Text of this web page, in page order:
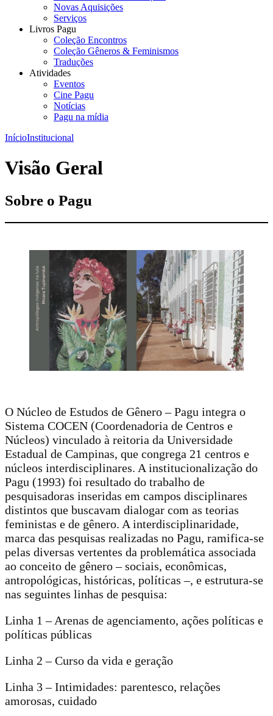
Novas Aquisições
Serviços
Livros Pagu
Coleção Encontros
Coleção Gêneros & Feminismos
Traduções
Atividades
Eventos
Cine Pagu
Notícias
Pagu na mídia
InícioInstitucional
Visão Geral
Sobre o Pagu
O Núcleo de Estudos de Gênero – Pagu integra o
Sistema COCEN (Coordenadoria de Centros e
Núcleos) vinculado à reitoria da Universidade
Estadual de Campinas, que congrega 21 centros e
núcleos interdisciplinares. A institucionalização do
Pagu (1993) foi resultado do trabalho de
pesquisadoras inseridas em campos disciplinares
distintos que buscavam dialogar com as teorias
feministas e de gênero. A interdisciplinaridade,
marca das pesquisas realizadas no Pagu, ramifica-se
pelas diversas vertentes da problemática associada
ao conceito de gênero – sociais, econômicas,
antropológicas, históricas, políticas –, e estrutura-se
nas seguintes linhas de pesquisa:
Linha 1 – Arenas de agenciamento, ações políticas e
políticas públicas
Linha 2 – Curso da vida e geração
Linha 3 – Intimidades: parentesco, relações
amorosas, cuidado